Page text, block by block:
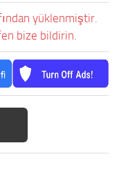
yüklenmiştir.
bize bildirin.